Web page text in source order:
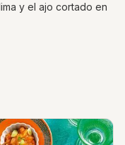
y el ajo cortado en